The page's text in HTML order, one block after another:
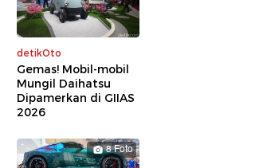
detikOto
Gemas! Mobil-mobil
Mungil Daihatsu
Dipamerkan di GIIAS
2026
8 Foto